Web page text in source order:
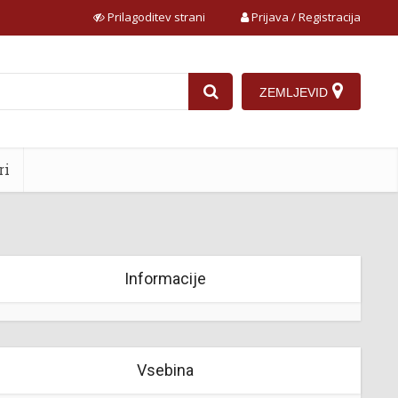
Prilagoditev strani Prijava / Registracija
ZEMLJEVID
Informacije
Vsebina